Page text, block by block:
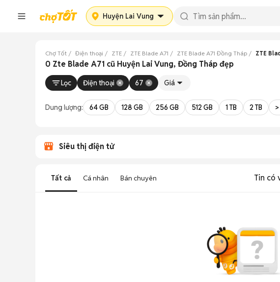
Huyện Lai Vung
Chợ Tốt Điện thoại ZTE ZTE Blade A71 ZTE Blade A71 Đồng Tháp ZTE
0 Zte Blade A71 cũ Huyện Lai Vung, Đồng Tháp đẹp
Lọc Điện thoại 67 Giá
Dung lượng: 64 GB 128 GB 256 GB 512 GB 1 TB 2 TB
Siêu thị điện tử
Tất cả Cá nhân Bán chuyên Tin có